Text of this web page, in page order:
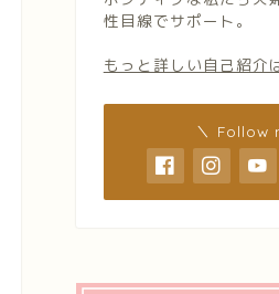
性目線でサポート。
もっと詳しい自己紹介
＼ Follow